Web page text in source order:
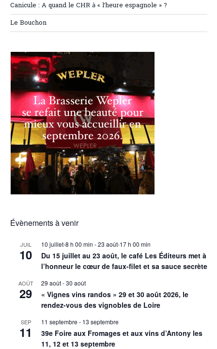
Canicule : A quand le CHR à « l’heure espagnole » ?
Le Bouchon
Évènements à venir
JUIL
10
10 juillet-8 h 00 min -23 août-17 h 00 min
Du 15 juillet au 23 août, le café Les Éditeurs met à
l’honneur le cœur de faux-filet et sa sauce secrète
AOÛT
29
29 août-30 août
« Vignes vins randos » 29 et 30 août 2026, le
rendez-vous des vignobles de Loire
SEP
11
11 septembre - 13 septembre
39e Foire aux Fromages et aux vins d’Antony les
11, 12 et 13 septembre